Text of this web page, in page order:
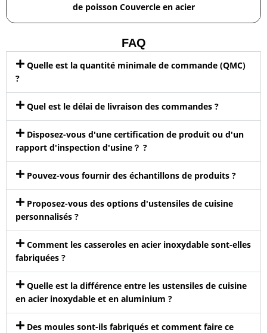
de poisson Couvercle en acier
FAQ
Quelle est la quantité minimale de commande (QMC)
?
Quel est le délai de livraison des commandes ?
Disposez-vous d'une certification de produit ou d'un
rapport d'inspection d'usine？ ?
Pouvez-vous fournir des échantillons de produits ?
Proposez-vous des options d'ustensiles de cuisine
personnalisés ?
Comment les casseroles en acier inoxydable sont-elles
fabriquées ?
Quelle est la différence entre les ustensiles de cuisine
en acier inoxydable et en aluminium ?
Des moules sont-ils fabriqués et comment faire ce